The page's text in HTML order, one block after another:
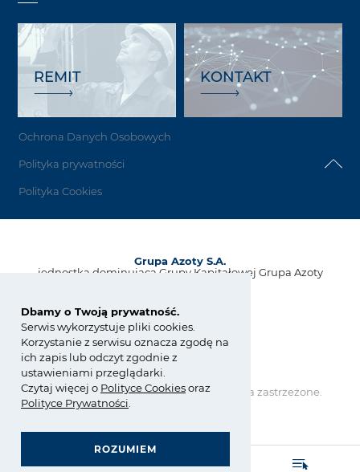
Dbamy o Twoją prywatność.
Serwis wykorzystuje pliki cookies.
Korzystanie z serwisu oznacza zgodę na
ich zapis lub odczyt zgodnie z
ustawieniami przeglądarki.
Czytaj więcej o PolityceCookiesoraz
Polityce Prywatności
ROZUMIEM
REMIT KONTAKT
Ochrona Danych Osobowych
Polityka prywatności
Polityka Cookies
Grupa Azoty S.A.
jednostka dominująca Grupy Kapitałowej Grupa Azoty
33-101 Tarnów, Polska
tel.:
+48 14 637 37 37
fax: +48 14 633 07 18
kontakt@grupaazoty.com
Copyright © Grupa Azoty. Wszelkie prawa zastrzeżone.